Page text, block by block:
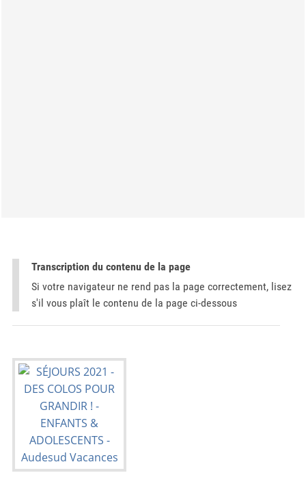
Transcription du contenu de la page
Si votre navigateur ne rend pas la page correctement, lisez
s'il vous plaît le contenu de la page ci-dessous